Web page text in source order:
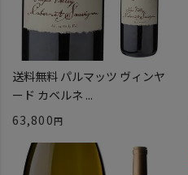
送料無料 パルマッツ ヴィンヤ
ード カベルネ ...
63,800